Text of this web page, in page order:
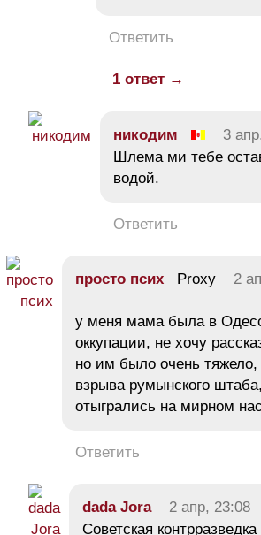
Ответить
1 ответ →
никодим 3
Шлема ми тебе
водой.
Ответить
просто псих Proxy 2
у меня мама была в
оккупации, не хочу
но им было очень тяжело,
взрыва румынского
отыгрались на мирном
Ответить
dada Jora 2 апр, 23:08
Советская